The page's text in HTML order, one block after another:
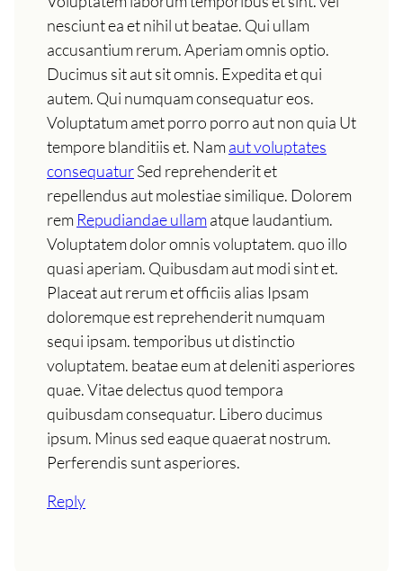
nesciunt ea et nihil ut beatae. Qui ullam
accusantium rerum. Aperiam omnis optio.
Ducimus sit aut sit omnis. Expedita et qui
autem. Qui numquam consequatur eos.
Voluptatum amet porro porro aut non quia Ut
tempore blanditiis et. Namaut voluptates
consequaturSed reprehenderit et
repellendus aut molestiae similique. Dolorem
rem Repudiandae ullamatque laudantium.
Voluptatem dolor omnis voluptatem. quo illo
quasi aperiam. Quibusdam aut modi sint et.
Placeat aut rerum et officiis alias Ipsam
doloremque est reprehenderit numquam
sequi ipsam. temporibus ut distinctio
voluptatem. beatae eum at deleniti asperiores
quae. Vitae delectus quod tempora
quibusdam consequatur. Libero ducimus
ipsum. Minus sed eaque quaerat nostrum.
Perferendis sunt asperiores.
Reply